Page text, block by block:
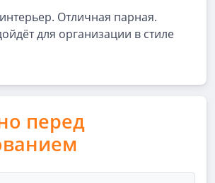
Отличная парная.
для организации в стиле
перед